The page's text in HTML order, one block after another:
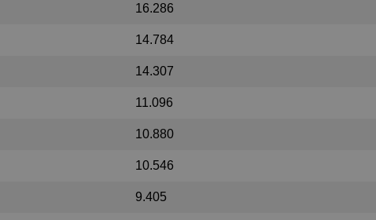
16.286
14.784
14.307
11.096
10.880
10.546
9.405